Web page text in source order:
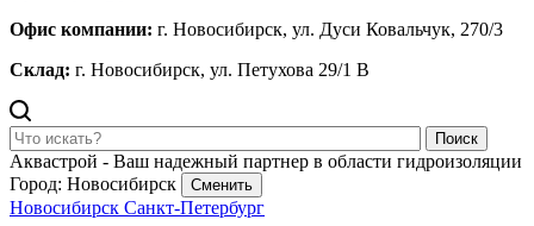
Офис компании: г. Новосибирск, ул. Дуси Ковальчук, 270/3
Склад: г. Новосибирск, ул. Петухова 29/1 В
Поиск
Аквастрой - Ваш надежный партнер в области гидроизоляции
Город: Новосибирск
Сменить
Новосибирск Санкт-Петербург